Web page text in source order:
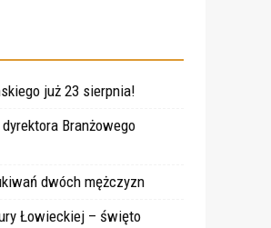
już 23 sierpnia!
Branżowego
dwóch mężczyzn
Łowieckiej – święto